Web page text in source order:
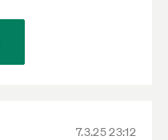
7.3.25 23:12